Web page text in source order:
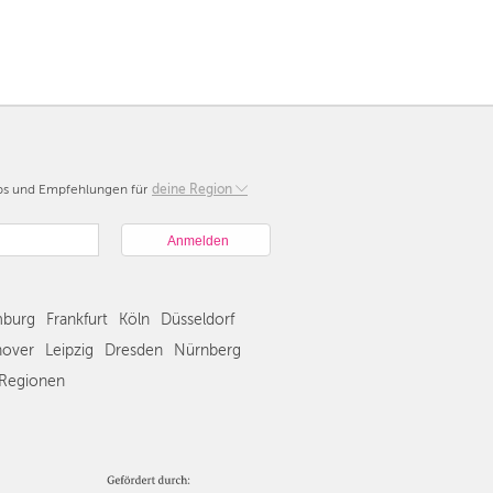
und Empfehlungen für deine Region
Berlin
Hamburg
Düsseldorf
Stuttgart
Nürnberg
Frankfurt Köln
Düsseldorf
Leipzig Dresden
Nürnberg